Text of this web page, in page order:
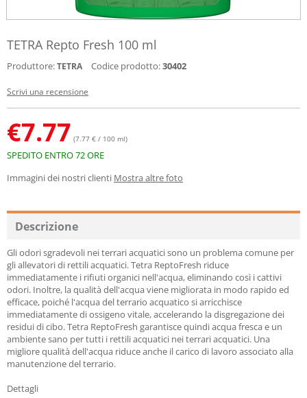
TETRA Repto Fresh 100 ml
Produttore:TETRA Codice prodotto:30402
Scrivi una recensione
€7.77 (7.77 € / 100 ml)
SPEDITO ENTRO 72 ORE
Immagini dei nostri clienti Mostra altre foto
Descrizione
Gli odori sgradevoli nei terrari acquatici sono un problema comune per
gli allevatori di rettili acquatici. Tetra ReptoFresh riduce
immediatamente i rifiuti organici nell'acqua, eliminando così i cattivi
odori. Inoltre, la qualità dell'acqua viene migliorata in modo rapido ed
efficace, poiché l'acqua del terrario acquatico si arricchisce
immediatamente di ossigeno vitale, accelerando la disgregazione dei
residui di cibo. Tetra ReptoFresh garantisce quindi acqua fresca e un
ambiente sano per tutti i rettili acquatici nei terrari acquatici. Una
migliore qualità dell'acqua riduce anche il carico di lavoro associato alla
manutenzione del terrario.
Dettagli